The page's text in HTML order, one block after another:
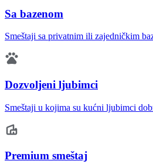
Sa bazenom
Smeštaji sa privatnim ili zajedničkim
Dozvoljeni ljubimci
Smeštaji u kojima su kućni ljubimci
Premium smeštaj